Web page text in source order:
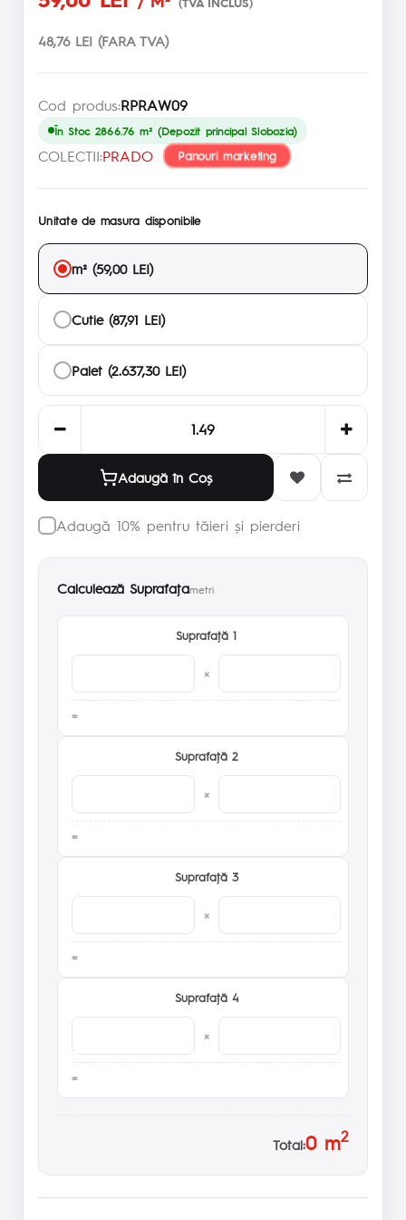
48,76 LEI (FARA TVA)
Cod produs:RPRAW09
În Stoc 2866.76 m² (Depozit principal Slobozia)
COLECTII:PRADO Panouri marketing
Unitate de masura disponibile
m² (59,00 LEI)
Cutie (87,91 LEI)
Palet (2.637,30 LEI)
Adaugă în Coş
Adaugă 10% pentru tăieri și pierderi
Calculează Suprafaţametri
Suprafaţă 1
×
Suprafaţă 2
×
Suprafaţă 3
×
Suprafaţă 4
×
Total:0m2